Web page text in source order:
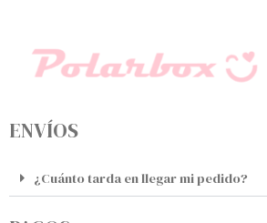
ENVÍOS
¿Cuánto tarda en llegar mi pedido?